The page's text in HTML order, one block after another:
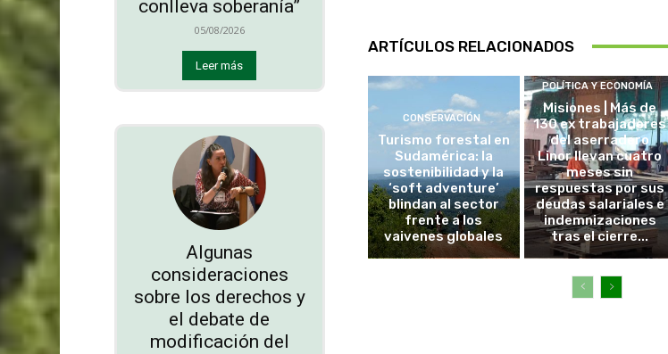
conlleva soberanía”
05/08/2026
Leer más
Algunas
consideraciones
sobre los derechos y
el debate de
modificación del
ARTÍCULOS RELACIONADOS
CONSERVACIÓN
Turismo forestal en
Sudamérica: la
sostenibilidad y la
‘soft adventure’
blindan al sector
frente a los
vaivenes globales
POLÍTICA Y ECONOMÍA
Misiones | Más de
130 ex trabajadores
del aserradero
Linor llevan cuatro
meses sin
respuestas por sus
deudas salariales e
indemnizaciones
tras el cierre...